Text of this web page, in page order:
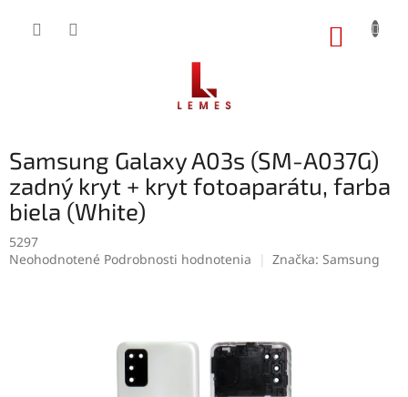
Samsung Galaxy A03s (SM-A037G)
zadný kryt + kryt fotoaparátu, farba
biela (White)
5297
Priemerné
Neohodnotené Podrobnosti hodnotenia Značka: Samsung